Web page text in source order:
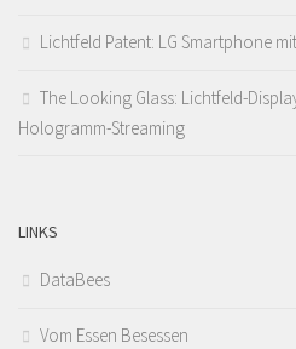
Lichtfeld Patent: LG Smartphone
The Looking Glass: Lichtfeld-
Hologramm-Streaming
LINKS
DataBees
Vom Essen Besessen